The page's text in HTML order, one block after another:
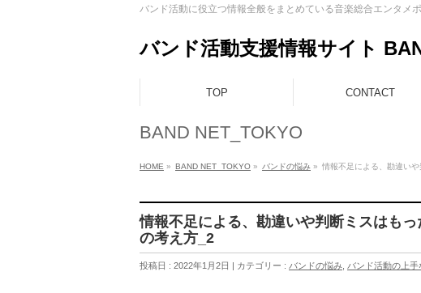
バンド活動に役立つ情報全般をまとめている音楽総合エンタメ
バンド活動支援情報サイト
TOP CONTACT
BAND NET_TOKYO
HOME » BAND NET_TOKYO » バンドの悩み » 情報不足による、勘違い
情報不足による、勘違いや判断ミスはも
の考え方_2
投稿日 : 2022年1月2日 | カテゴリー : バンドの悩み バンド活動の上